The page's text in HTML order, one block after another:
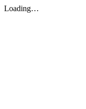
Loading…